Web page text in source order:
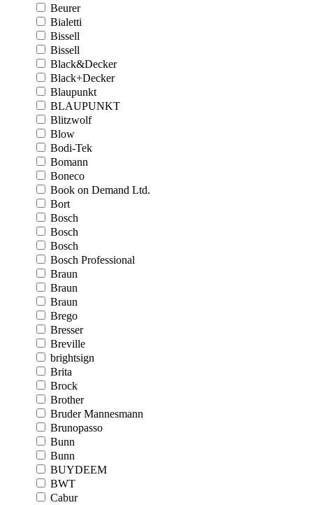
Beurer
Bialetti
Bissell
Bissell
Black&Decker
Black+Decker
Blaupunkt
BLAUPUNKT
Blitzwolf
Blow
Bodi-Tek
Bomann
Boneco
Book on Demand Ltd.
Bort
Bosch
Bosch
Bosch
Bosch Professional
Braun
Braun
Braun
Brego
Bresser
Breville
brightsign
Brita
Brock
Brother
Bruder Mannesmann
Brunopasso
Bunn
Bunn
BUYDEEM
BWT
Cabur